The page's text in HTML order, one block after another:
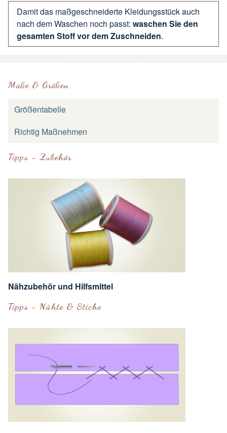
Damit das maßgeschneiderte Kleidungsstück auch
nach dem Waschen noch passt: waschen Sie den
gesamten Stoff vor dem Zuschneiden.
Maße & Größen
Größentabelle
Richtig Maßnehmen
Tipps - Zubehör
Nähzubehör und Hilfsmittel
Tipps - Nähte & Stiche